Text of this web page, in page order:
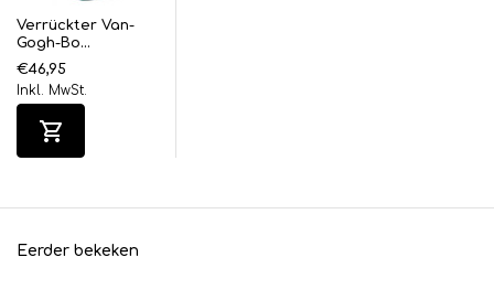
Verrückter Van-
Gogh-Bo...
€46,95
Inkl. MwSt.
Eerder bekeken